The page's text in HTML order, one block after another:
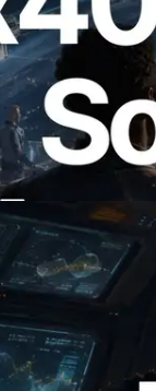
लॉन्च
के लिए ऑन-